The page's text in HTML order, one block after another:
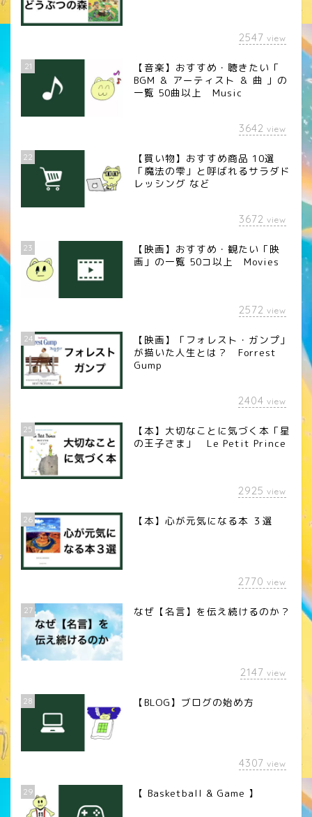
2547 view
21
【音楽】おすすめ・聴きたい「
BGM ＆ アーティスト ＆ 曲 」の
一覧 50曲以上 Music
3642 view
22
【買い物】おすすめ商品 10選
「魔法の雫」と呼ばれるサラダド
レッシング など
3672 view
23
【映画】おすすめ・観たい「映
画」の一覧 50コ以上 Movies
2572 view
24
【映画】「フォレスト・ガンプ」
が描いた人生とは？ Forrest
Gump
2404 view
25
【本】大切なことに気づく本「星
の王子さま」 Le Petit Prince
2925 view
26 【本】心が元気になる本 ３選
2770 view
27 なぜ【名言】を伝え続けるのか？
2147 view
28 【BLOG】ブログの始め方
4307 view
29 【 Basketball & Game 】